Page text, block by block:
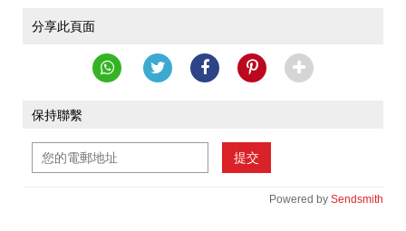
分享此頁面
保持聯繫
提交
Powered by Sendsmith